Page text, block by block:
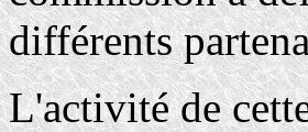
différents
L'activité de